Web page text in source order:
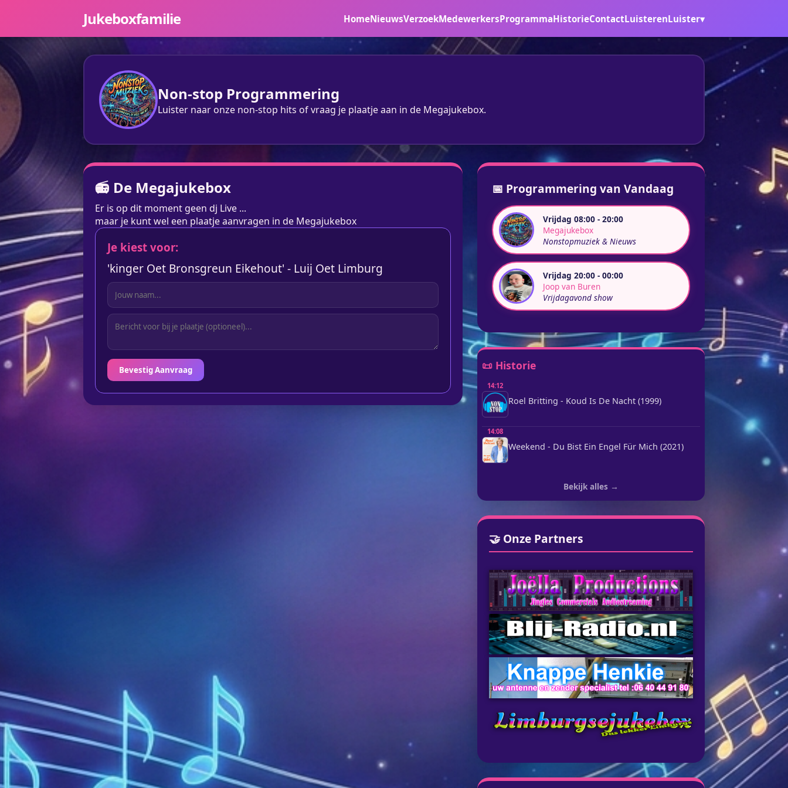
Jukeboxfamilie HomeNieuwsVerzoekMedewerkersProgrammaHistorieContactLuisterenLuister▾
Non-stop Programmering
Luister naar onze non-stop hits of vraag je plaatje aan in de Megajukebox.
📻 De Megajukebox
Er is op dit moment geen dj Live ...
maar je kunt wel een plaatje aanvragen in de Megajukebox
Je kiest voor:
'kinger Oet Bronsgreun Eikehout' - Luij Oet Limburg
Bevestig Aanvraag
📅 Programmering van Vandaag
Vrijdag 08:00 - 20:00
Megajukebox
Nonstopmuziek & Nieuws
Vrijdag 20:00 - 00:00
Joop van Buren
Vrijdagavond show
📜 Historie
14:12
Roel Britting - Koud Is De Nacht (1999)
14:08
Weekend - Du Bist Ein Engel Für Mich (2021)
Bekijk alles →
🤝 Onze Partners